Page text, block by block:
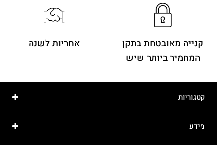
קנייה מאובטחת בתקן
המחמיר ביותר שיש
אחריות לשנה
קטגוריות
מידע